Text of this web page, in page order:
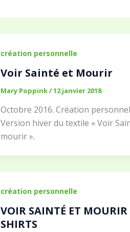
création personnelle
Voir Sainté et Mourir
Mary Poppink/12 janvier 2018
Octobre 2016. Création
Version hiver du textile « Voir
mourir ».
création personnelle
VOIR SAINTÉ ET MOURIR
SHIRTS